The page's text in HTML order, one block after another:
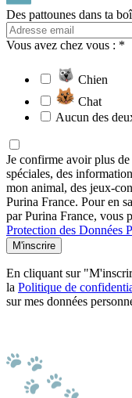
Des pattounes dans ta
Vous avez chez vous : *
Chien
Chat
Aucun des
Je confirme avoir plus
spéciales, des
mon animal, des jeux-
Purina France. Pour en
par Purina France, vous
Protection des Données
M'inscrire
En cliquant sur
la Politique de
sur mes données